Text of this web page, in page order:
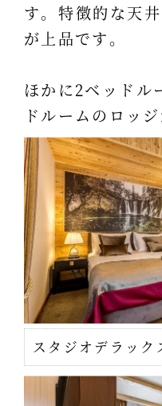
す。特徴的な天
が上品です。
ほかに2ベッドル
ドルームのロッジ
スタジオデラック